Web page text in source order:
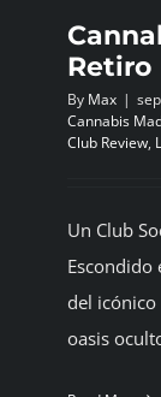
Retiro
By Max |
Cannabis
Club Review,
Un Club
Escondido
del
oasis